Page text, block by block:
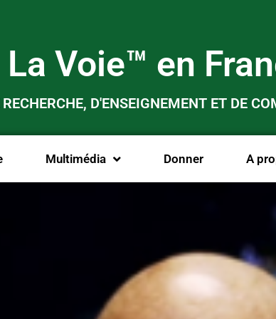
La Voie™ en
D'ENSEIGNEMENT ET DE
Multimédia Donner A